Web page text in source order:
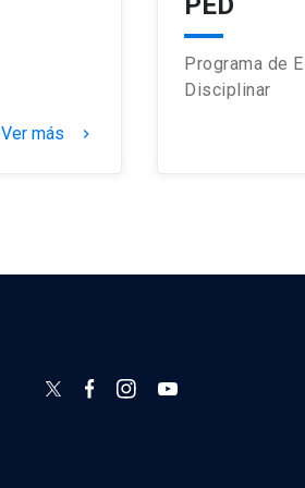
Ver más keyboard_arrow_right
Programa de
Disciplinar